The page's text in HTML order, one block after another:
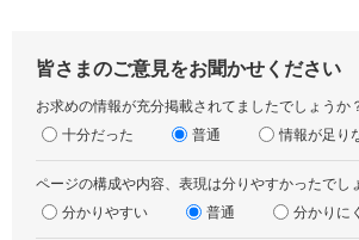
皆さまのご意見をお聞かせください
お求めの情報が充分掲載されてましたでしょうか
十分だった
普通 情報が足り
ページの構成や内容、表現は分りやすかったでし
分かりやすい
普通 分かりに